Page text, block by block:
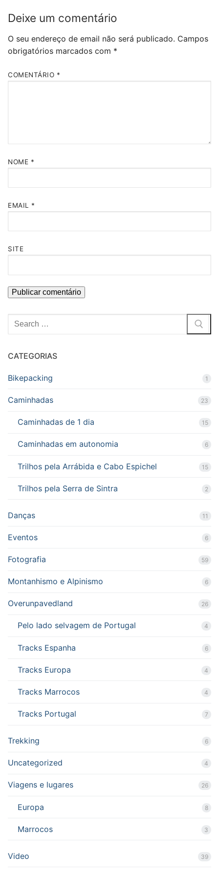
Deixe um comentário
O seu endereço de email não será publicado. Campos
obrigatórios marcados com *
COMENTÁRIO *
NOME *
EMAIL *
SITE
Pesquisar
por:
CATEGORIAS
Bikepacking 1
Caminhadas 23
Caminhadas de 1 dia 15
Caminhadas em autonomia 6
Trilhos pela Arrábida e Cabo Espichel 15
Trilhos pela Serra de Sintra 2
Danças 11
Eventos 6
Fotografia 59
Montanhismo e Alpinismo 6
Overunpavedland 26
Pelo lado selvagem de Portugal 4
Tracks Espanha 6
Tracks Europa 4
Tracks Marrocos 4
Tracks Portugal 7
Trekking 6
Uncategorized 4
Viagens e lugares 26
Europa 8
Marrocos 3
Video 39